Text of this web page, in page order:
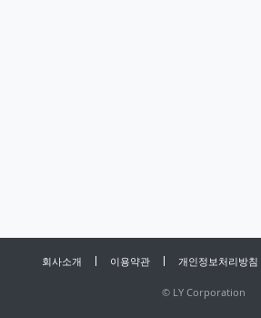
회사소개 이용약관 개인정보처리방침
© LY Corporation